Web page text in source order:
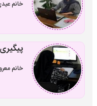
خانم
خانم